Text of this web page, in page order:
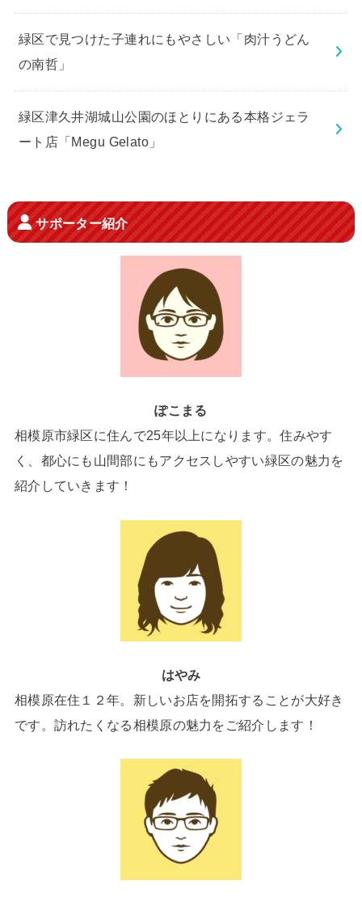
緑区で見つけた子連れにもやさしい「肉汁うどん
の南哲」
緑区津久井湖城山公園のほとりにある本格ジェラ
ート店「Megu Gelato」
サポーター紹介
ぽこまる
相模原市緑区に住んで25年以上になります。住みやす
く、都心にも山間部にもアクセスしやすい緑区の魅力を
紹介していきます！
はやみ
相模原在住１２年。新しいお店を開拓することが大好き
です。訪れたくなる相模原の魅力をご紹介します！